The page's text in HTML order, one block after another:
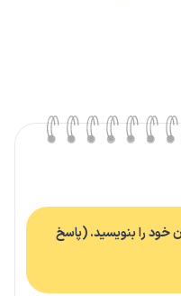
خود را بنویسید. (پاسخ